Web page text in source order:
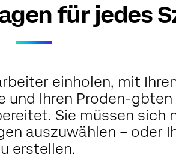
für jedes
einholen, mit
Ihren Proden-gbten
Sie müssen sich
auszuwählen – oder
erstellen.